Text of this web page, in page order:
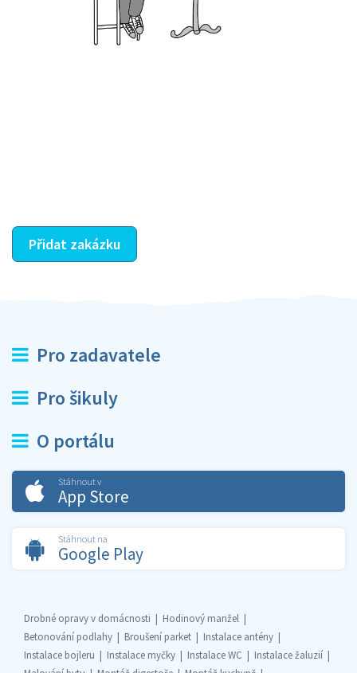
Přidat zakázku
Pro zadavatele
Pro šikuly
O portálu
Stáhnout v
App Store
Stáhnout na
Google Play
Drobné opravy v domácnosti
Hodinový manžel
Betonování podlahy
Broušení parket
Instalace antény
Instalace bojleru
Instalace myčky Instalace WC
Instalace žaluzií